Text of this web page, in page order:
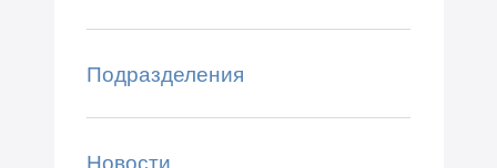
Подразделения
Новости